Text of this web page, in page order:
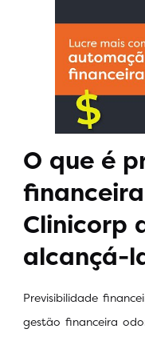
O que é
Clinicorp
alcançá-
Previsibilidade
gestão financeira